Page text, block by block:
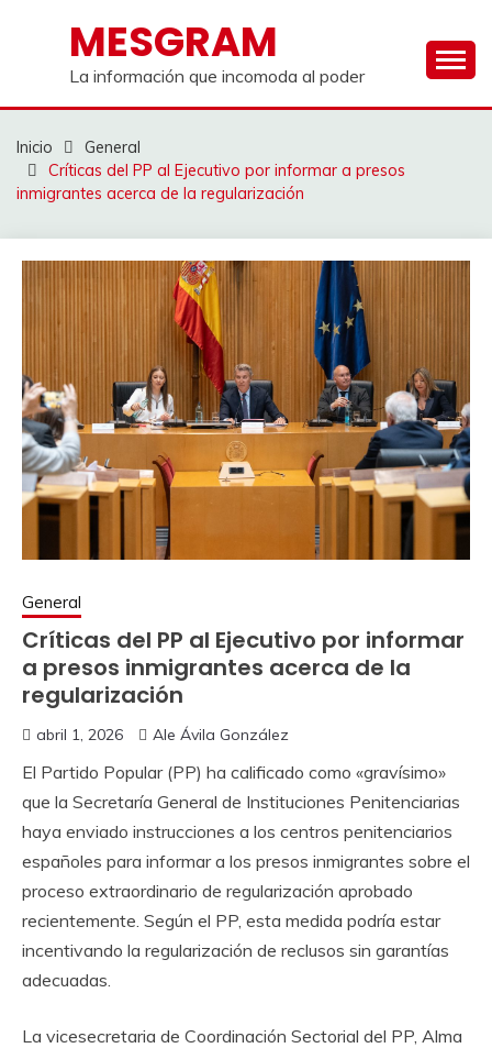
contenidoMESGRAM
La información que incomoda al poder
Inicio
General
Críticas del PP al Ejecutivo por informar a presos
inmigrantes acerca de la regularización
General
Críticas del PP al Ejecutivo por informar
a presos inmigrantes acerca de la
regularización
abril 1, 2026 Ale Ávila González
El Partido Popular (PP) ha calificado como «gravísimo»
que la Secretaría General de Instituciones Penitenciarias
haya enviado instrucciones a los centros penitenciarios
españoles para informar a los presos inmigrantes sobre el
proceso extraordinario de regularización aprobado
recientemente. Según el PP, esta medida podría estar
incentivando la regularización de reclusos sin garantías
adecuadas.
La vicesecretaria de Coordinación Sectorial del PP, Alma